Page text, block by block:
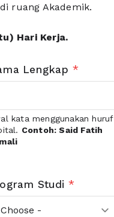
ruang Akademik.
Hari Kerja.
Lengkap *
kata menggunakan huruf
Contoh: Said Fatih
Studi *